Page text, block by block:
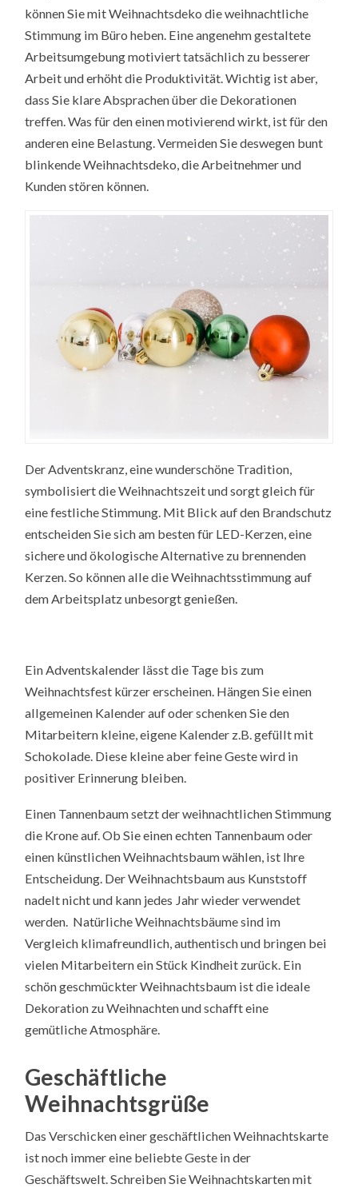
können Sie mit Weihnachtsdeko die weihnachtliche
Stimmung im Büro heben. Eine angenehm gestaltete
Arbeitsumgebung motiviert tatsächlich zu besserer
Arbeit und erhöht die Produktivität. Wichtig ist aber,
dass Sie klare Absprachen über die Dekorationen
treffen. Was für den einen motivierend wirkt, ist für den
anderen eine Belastung. Vermeiden Sie deswegen bunt
blinkende Weihnachtsdeko, die Arbeitnehmer und
Kunden stören können.
Der Adventskranz, eine wunderschöne Tradition,
symbolisiert die Weihnachtszeit und sorgt gleich für
eine festliche Stimmung. Mit Blick auf den Brandschutz
entscheiden Sie sich am besten für LED-Kerzen, eine
sichere und ökologische Alternative zu brennenden
Kerzen. So können alle die Weihnachtsstimmung auf
dem Arbeitsplatz unbesorgt genießen.
Ein Adventskalender lässt die Tage bis zum
Weihnachtsfest kürzer erscheinen. Hängen Sie einen
allgemeinen Kalender auf oder schenken Sie den
Mitarbeitern kleine, eigene Kalender z.B. gefüllt mit
Schokolade. Diese kleine aber feine Geste wird in
positiver Erinnerung bleiben.
Einen Tannenbaum setzt der weihnachtlichen Stimmung
die Krone auf. Ob Sie einen echten Tannenbaum oder
einen künstlichen Weihnachtsbaum wählen, ist Ihre
Entscheidung. Der Weihnachtsbaum aus Kunststoff
nadelt nicht und kann jedes Jahr wieder verwendet
werden. Natürliche Weihnachtsbäume sind im
Vergleich klimafreundlich, authentisch und bringen bei
vielen Mitarbeitern ein Stück Kindheit zurück. Ein
schön geschmückter Weihnachtsbaum ist die ideale
Dekoration zu Weihnachten und schafft eine
gemütliche Atmosphäre.
Geschäftliche
Weihnachtsgrüße
Das Verschicken einer geschäftlichen Weihnachtskarte
ist noch immer eine beliebte Geste in der
Geschäftswelt. Schreiben Sie Weihnachtskarten mit